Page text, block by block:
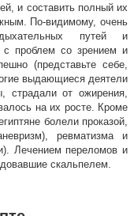
и составить полный их
По-видимому, очень
путей и
с проблем со зрением и
(представьте себе,
выдающиеся деятели
страдали от ожирения,
на их росте. Кроме
болели проказой,
ревматизма и
Лечением переломов и
скальпелем.